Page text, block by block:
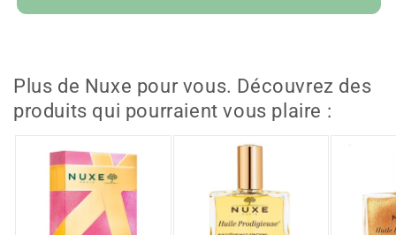
Plus de Nuxe pour vous. Découvrez des
produits qui pourraient vous plaire :